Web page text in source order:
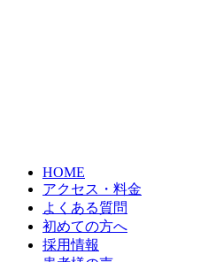
HOME
アクセス・料金
よくある質問
初めての方へ
採用情報